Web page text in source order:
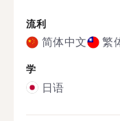
流利
简体中文 繁
学
日语